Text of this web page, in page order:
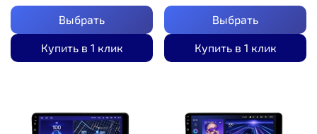
Выбрать
Купить в 1 клик
Выбрать
Купить в 1 клик